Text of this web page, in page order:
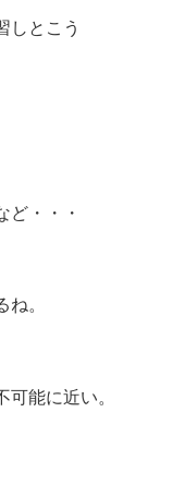
しとこう
ど・・・
。
能に近い。